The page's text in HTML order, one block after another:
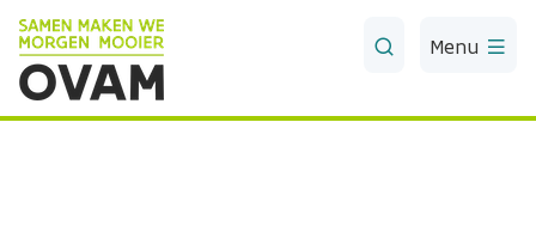
Skip to Main Content
Menu